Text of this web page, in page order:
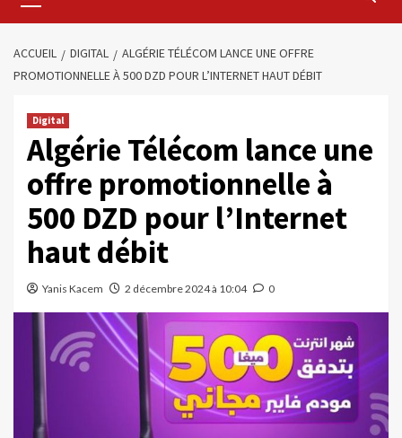
ACCUEIL DIGITAL
ALGÉRIE TÉLÉCOM LANCE UNE OFFRE
PROMOTIONNELLE À 500 DZD POUR L’INTERNET HAUT DÉBIT
Digital
Algérie Télécom lance une
offre promotionnelle à
500 DZD pour l’Internet
haut débit
Yanis Kacem 2 décembre 2024 à 10:04 0